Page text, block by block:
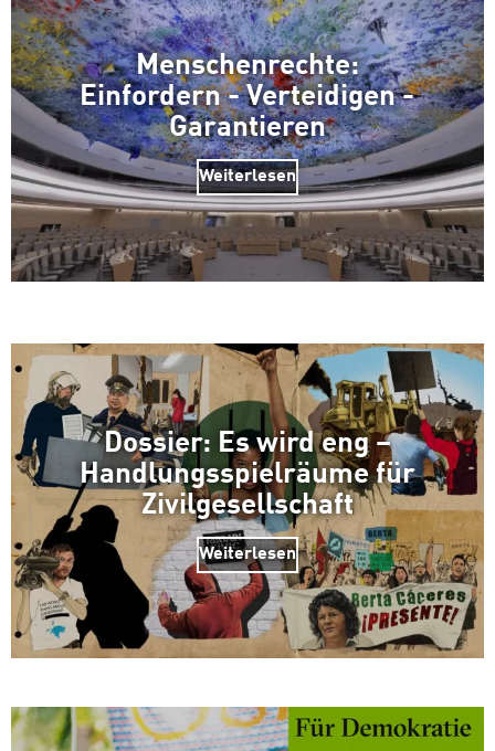
Menschenrechte:
Einfordern - Verteidigen -
Garantieren
Weiterlesen
Dossier: Es wird eng –
Handlungsspielräume für
Zivilgesellschaft
Weiterlesen
Zum Warenkorb